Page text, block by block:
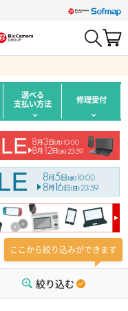
選べる
支払い方法 修理受付
ここから絞り込みができます
絞り込む